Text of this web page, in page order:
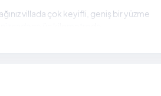
villada çok keyifli, geniş bir yüzme
sadece üç kilometrede
Villa çevresindeki en yakın restoran